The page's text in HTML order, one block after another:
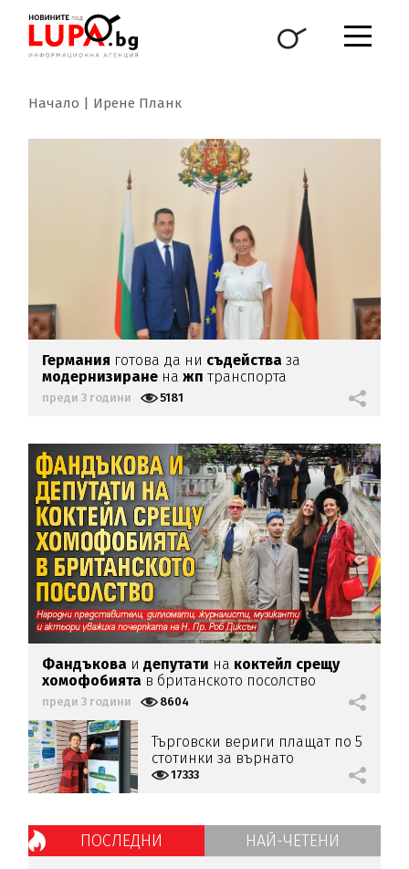
Начало Ирене Планк
Германия готова да ни съдействаза
модернизиране нажптранспорта
преди 3 години 5181
Фандъкова идепутати на коктейл срещу
хомофобията в британското посолство
преди 3 години 8604
Търговски вериги плащат по 5
стотинки за върнато
пластмасово шише или кен
17333
ПОСЛЕДНИ НАЙ-ЧЕТЕНИ